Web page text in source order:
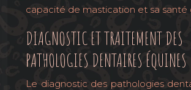
capacité de mastication et sa santé
DIAGNOSTIC ET TRAITEMENT DES
PATHOLOGIES DENTAIRES ÉQUINES
Le diagnostic des pathologies